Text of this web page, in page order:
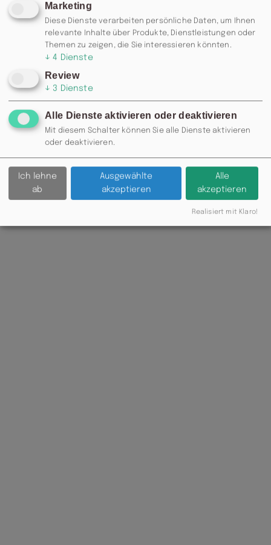
Marketing
Diese Dienste verarbeiten persönliche Daten, um Ihnen
relevante Inhalte über Produkte, Dienstleistungen oder
Themen zu zeigen, die Sie interessieren könnten.
↓ 4 Dienste
Review
↓ 3 Dienste
Alle Dienste aktivieren oder deaktivieren
Mit diesem Schalter können Sie alle Dienste aktivieren
oder deaktivieren.
Ich lehne
ab
Ausgewählte
akzeptieren
Alle
akzeptieren
Realisiert mit Klaro!